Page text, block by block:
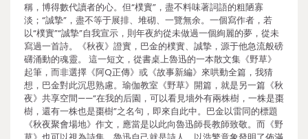
稱，博得數代讀者的心。但“樸實”，盡不料味著詞語的粗陋寡
淡；“誠摯”，盡不等于展排、堆砌、一覽無余。一個寫作者，若
以“樸實”“誠摯”自我宣示，則年夜約從未做過一個絢麗的夢，從未
寫過一首詩。《秋夜》證實，巴金的樸實、誠摯，源于他急流般磅
礴涌動的魂靈。 這一短文，從書桌上魯迅的一本散文集《野草》
起筆，而非選擇《阿Q正傳》或《故事新編》來哄動全篇，我猜
想，巴金對此沉思熟慮。瑜伽教室《野草》開篇，就是另一篇《秋
夜》共享空間——“在我的后園，可以看見墻外有兩株樹，一株是棗
樹，還有一株也是棗樹”之名句，即來自此中。巴金以雷同的標題
《秋夜聚會場地》作文，應當是以此向魯迅師長教師致敬。而《野